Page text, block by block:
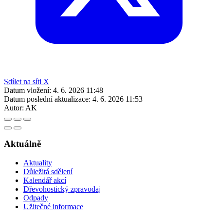
Sdílet na síti X
Datum vložení: 4. 6. 2026 11:48
Datum poslední aktualizace: 4. 6. 2026 11:53
Autor: AK
Aktuálně
Aktuality
Důležitá sdělení
Kalendář akcí
Dřevohostický zpravodaj
Odpady
Užitečné informace